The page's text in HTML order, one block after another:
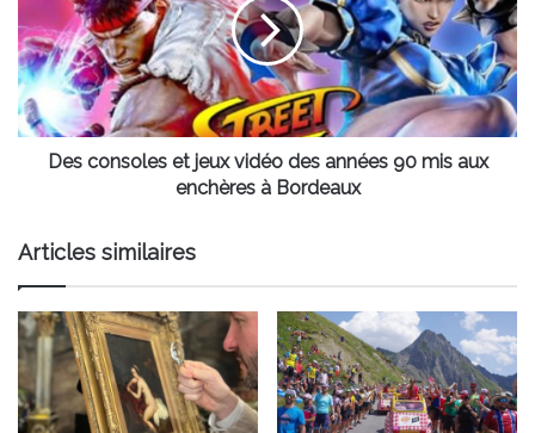
vidéo
des
années
90
mis
Des consoles et jeux vidéo des années 90 mis aux
enchères à Bordeaux
Articles similaires